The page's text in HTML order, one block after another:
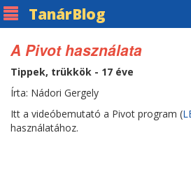
TanárBlog
A Pivot használata
Tippek, trükkök - 17 éve
Írta: Nádori Gergely
Itt a videóbemutató a Pivot program (
használatához.